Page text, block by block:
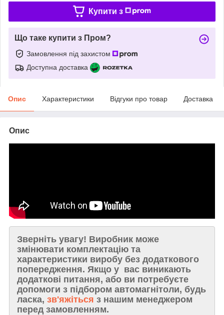
Купити з
Що таке купити з Пром?
Замовлення під захистом
Доступна доставка
Опис Характеристики Відгуки про товар Доставка
Опис
Зверніть увагу! Виробник може
змінювати комплектацію та
характеристики виробу без додаткового
попередження. Якщо у вас виникають
додаткові питання, або ви потребуєте
допомоги з підбором автомагнітоли, будь
ласка, зв'яжіться з нашим менеджером
перед замовленням.